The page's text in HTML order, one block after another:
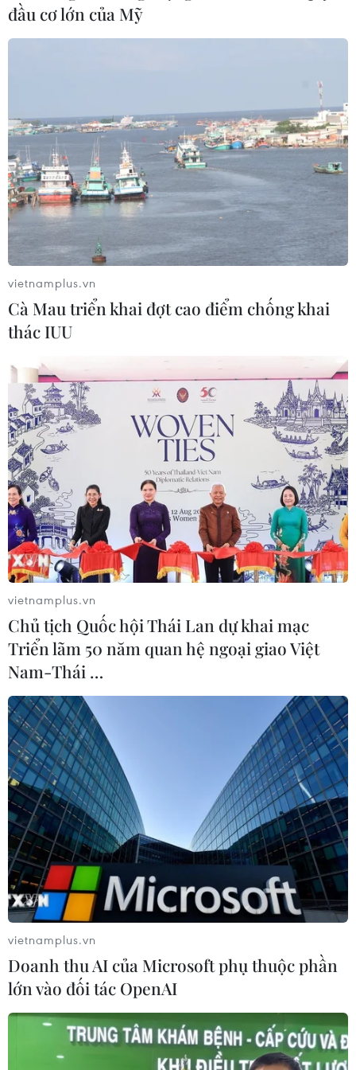
Sóng thần ở Indonesia: Số người thương
vong tăng lên trên 600 người
23/12/2018 02:23
xung quanh Eo biển Sunda, nằm giữa đảo Sumatra và
Java của Indonesia, đã lên tới 43 người và khoảng 584
người bị thương.
Indonesia, ít nhất 43 người chết
23/12/2018 03:05
Cơ quan Giảm nhẹ Thiên tại Indonesia ngày
23/12/2018 thông báo hàng trăm người đã thương vong
khi sóng thần ập vào các bờ biển xung quanh Eo biển
Sunda trong tối ngày 22/12.
đầu cơ lớn của Mỹ
vietnamplus.vn
Cà Mau triển khai đợt cao điểm chống khai
thác IUU
vietnamplus.vn
Chủ tịch Quốc hội Thái Lan dự khai mạc
Triển lãm 50 năm quan hệ ngoại giao Việt
Nam-Thái …
vietnamplus.vn
Doanh thu AI của Microsoft phụ thuộc phần
lớn vào đối tác OpenAI